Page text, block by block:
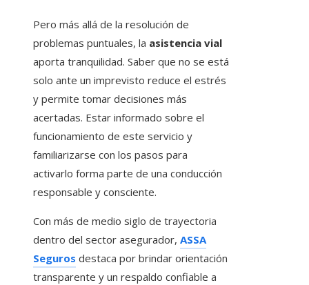
Pero más allá de la resolución de
problemas puntuales, la asistencia vial
aporta tranquilidad. Saber que no se está
solo ante un imprevisto reduce el estrés
y permite tomar decisiones más
acertadas. Estar informado sobre el
funcionamiento de este servicio y
familiarizarse con los pasos para
activarlo forma parte de una conducción
responsable y consciente.
Con más de medio siglo de trayectoria
dentro del sector asegurador, ASSA
Seguros destaca por brindar orientación
transparente y un respaldo confiable a